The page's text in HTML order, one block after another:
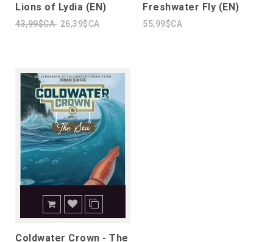
Lions of Lydia (EN)
43,99$CA 26,39$CA
Freshwater Fly (EN)
55,99$CA
Coldwater Crown - The